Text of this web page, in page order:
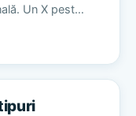
Un X pest…